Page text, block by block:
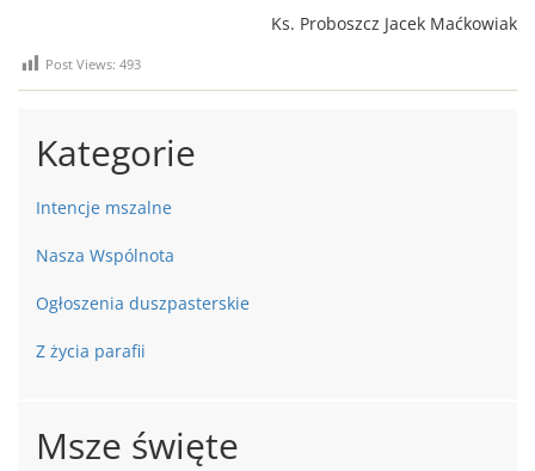
Ks. Proboszcz Jacek Maćkowiak
Post Views: 493
Kategorie
Intencje mszalne
Nasza Wspólnota
Ogłoszenia duszpasterskie
Z życia parafii
Msze święte